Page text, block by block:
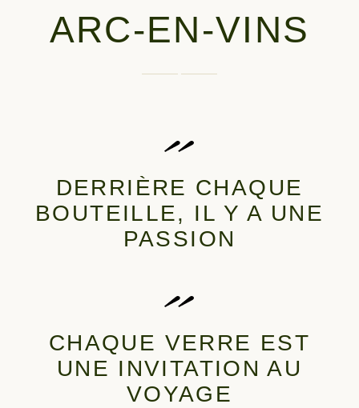
ARC-EN-VINS
DERRIÈRE CHAQUE
BOUTEILLE, IL Y A UNE
PASSION
CHAQUE VERRE EST
UNE INVITATION AU
VOYAGE